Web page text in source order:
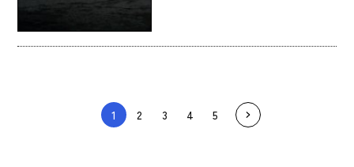
1 2 3 4 5